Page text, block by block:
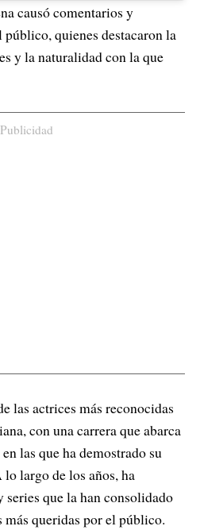
causó comentarios y
quienes destacaron la
y la naturalidad con la que
Publicidad
las actrices más reconocidas
con una carrera que abarca
las que ha demostrado su
largo de los años, ha
series que la han consolidado
más queridas por el público.